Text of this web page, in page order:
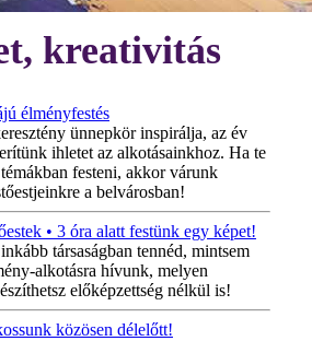
kreativitás
élményfestés
ünnepkör inspirálja, az év
ihletet az alkotásainkhoz. Ha te
festeni, akkor várunk
a belvárosban!
• 3 óra alatt festünk egy képet!
társaságban tennéd, mintsem
alkotásra hívunk, melyen
előképzettség nélkül is!
közösen délelőtt!